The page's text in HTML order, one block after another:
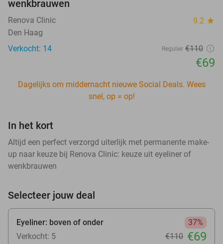
wenkbrauwen
Renova Clinic 9.2 star
Den Haag
Verkocht: 14
Regulier €110
€69
Dagelijks om middernacht nieuwe Social Deals. Wees
snel, op = op!
In het kort
Altijd een perfect verzorgd uiterlijk met permanente make-
up naar keuze bij Renova Clinic: keuze uit eyeliner of
wenkbrauwen
Selecteer jouw deal
Eyeliner: boven of onder
37%
Verkocht: 5
€110 €69